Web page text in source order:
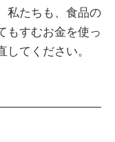
私たちも、食品の
もすむお金を使っ
てください。